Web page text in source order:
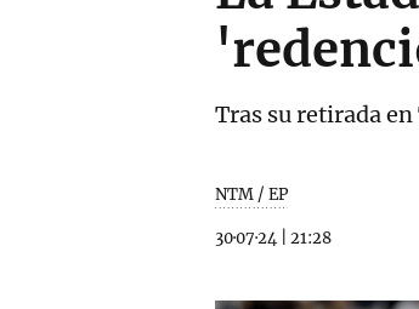
Tras su retirada
NTM / EP
30·07·24 21:28